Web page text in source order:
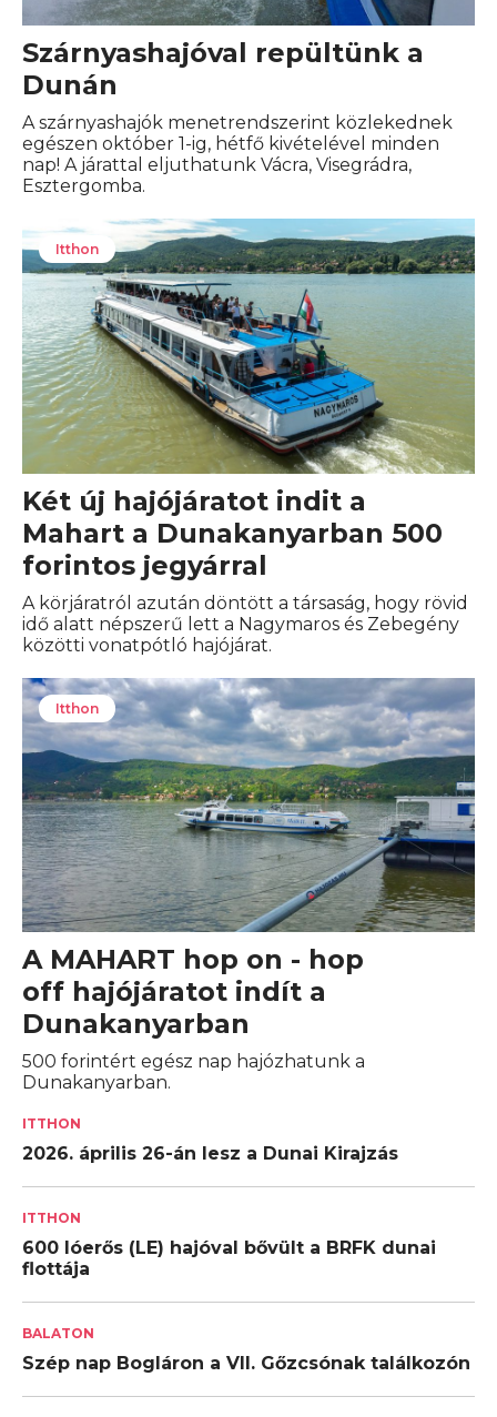
Szárnyashajóval repültünk a
Dunán
A szárnyashajók menetrendszerint közlekednek
egészen október 1-ig, hétfő kivételével minden
nap! A járattal eljuthatunk Vácra, Visegrádra,
Esztergomba.
Itthon
Két új hajójáratot indit a
Mahart a Dunakanyarban 500
forintos jegyárral
A körjáratról azután döntött a társaság, hogy rövid
idő alatt népszerű lett a Nagymaros és Zebegény
közötti vonatpótló hajójárat.
Itthon
A MAHART hop on - hop
off hajójáratot indít a
Dunakanyarban
500 forintért egész nap hajózhatunk a
Dunakanyarban.
ITTHON
2026. április 26-án lesz a Dunai Kirajzás
ITTHON
600 lóerős (LE) hajóval bővült a BRFK dunai
flottája
BALATON
Szép nap Bogláron a VII. Gőzcsónak találkozón